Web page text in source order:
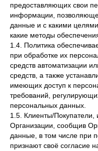
предоставляющих свои
информации,
данные и с какими
какие методы
1.4. Политика
при обработке их
средств автоматизации
средств, а также
имеющих доступ к
требований,
персональных данных.
1.5. Клиенты/Покупатели,
Организации, сообщив
данные, в том числе при
признают своё согласие